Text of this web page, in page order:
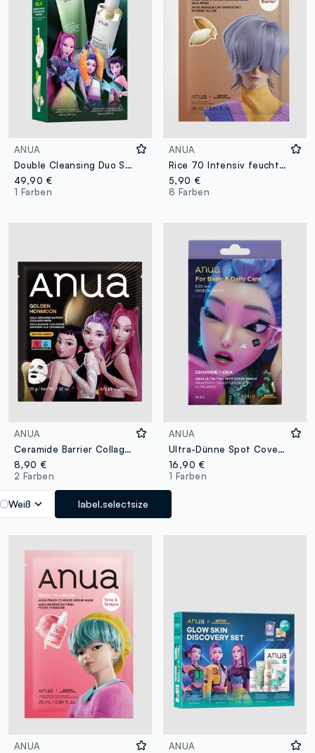
ANUA
Double Cleansing Duo Set | Anua K-Pop Demon Hunters
49,90 €
1 Farben
ANUA
Rice 70 Intensiv feuchtigkeitsspendende Milk Mask 25 ml | Anua K-Pop Demon Hunters
5,90 €
8 Farben
ANUA
Ceramide Barrier Collagen Mask 29G | Anua K-Pop Demon Hunters
8,90 €
2 Farben
Weiß label.selectsize
ANUA
Ultra-Dünne Spot Cover Patches 55 - Anua KPop Demon Hunters
16,90 €
1 Farben
ANUA ANUA